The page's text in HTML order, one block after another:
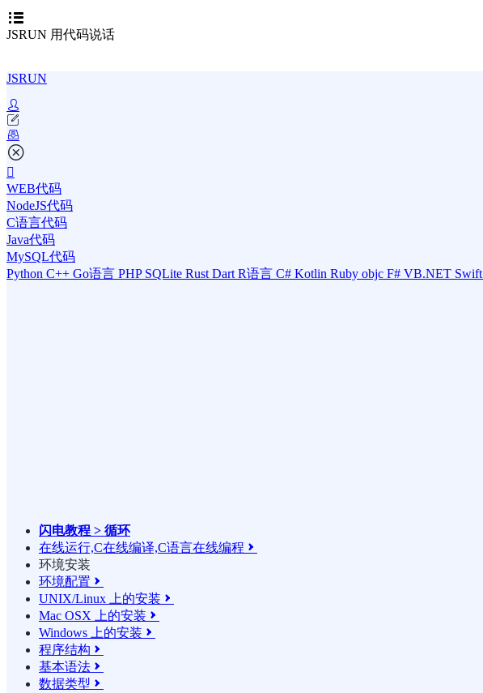
JSRUN 用代码说话
JSRUN
WEB代码
NodeJS代码
C语言代码
Java代码
MySQL代码
Python C++ Go语言 PHP SQLite Rust Dart R语言 C# Kotlin Ruby objc F# VB.NET Swift
闪电教程 > 循环
在线运行,C在线编译,C语言在线编程 
环境安装
环境配置 
UNIX/Linux 上的安装 
Mac OSX 上的安装 
Windows 上的安装 
程序结构 
基本语法 
数据类型 